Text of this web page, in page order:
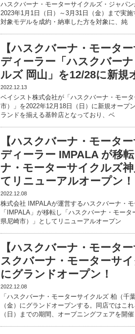
ハスクバーナ・モーターサイクルズ・ジャパ
2023年1月1日（日）～3月31日（金）まで実
対象モデルを成約・納車した方を対象に、純
【ハスクバーナ・モータ
ディーラー「ハスクバー
ルズ 岡山」を12/28に新規
2022.12.13
ベイシスト株式会社が「ハスクバーナ・モー
市）」を2022年12月18日（日）に新規オープ
ランドを揃える基幹店となっており、ベ
【ハスクバーナ・モータ
ディーラー IMPALA が移
ナ・モーターサイクルズ
てリニューアルオープン！
2022.12.08
株式会社 IMPALAが運営するハスクバーナ・
「IMPALA」が移転し「ハスクバーナ・モー
県尼崎市）」としてリニューアルオープン
【ハスクバーナ・モータ
スクバーナ・モーターサ
にグランドオープン！
2022.12.08
「ハスクバーナ・モーターサイクルズ 柏（千
（金）にグランドオープンする。同店ではこ
（日）までの期間、オープニングフェアを開催